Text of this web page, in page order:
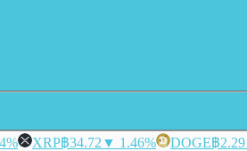
XRP฿34.72 ▼ 1.46% DOGE฿2.29